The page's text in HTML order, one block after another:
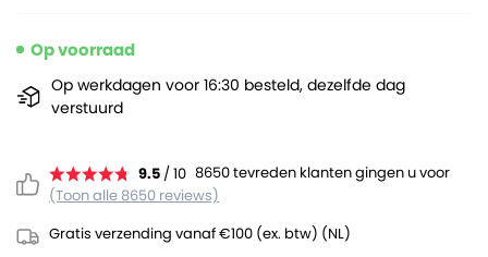
9.5 / 10 8650 tevreden klanten gingen u voor
(Toon alle 8650 reviews)
Gratis verzending vanaf €100 (ex. btw) (NL)
Op voorraad
Op werkdagen voor 16:30 besteld, dezelfde dag
verstuurd